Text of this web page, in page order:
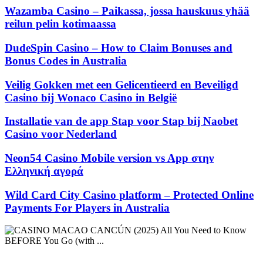
Wazamba Casino – Paikassa, jossa hauskuus yhää
reilun pelin kotimaassa
DudeSpin Casino – How to Claim Bonuses and
Bonus Codes in Australia
Veilig Gokken met een Gelicentieerd en Beveiligd
Casino bij Wonaco Casino in België
Installatie van de app Stap voor Stap bij Naobet
Casino voor Nederland
Neon54 Casino Mobile version vs App στην
Ελληνική αγορά
Wild Card City Casino platform – Protected Online
Payments For Players in Australia